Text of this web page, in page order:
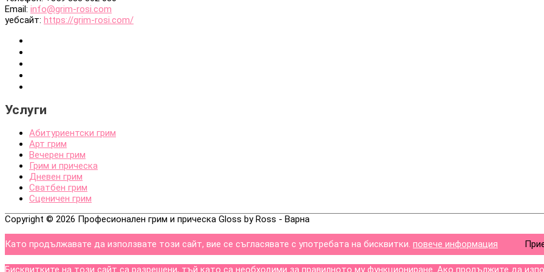
Email: info@grim-rosi.com
уебсайт: https://grim-rosi.com/
Услуги
Абитуриентски грим
Арт грим
Вечерен грим
Грим и прическа
Дневен грим
Сватбен грим
Сценичен грим
Copyright © 2026 Професионален грим и прическа Gloss by Ross - Варна
Като продължавате да използвате този сайт, вие се съгласявате с употребата на бисквитки. повече информация